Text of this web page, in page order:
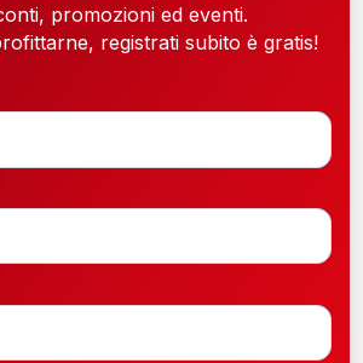
promozioni ed eventi.
registrati subito è gratis!